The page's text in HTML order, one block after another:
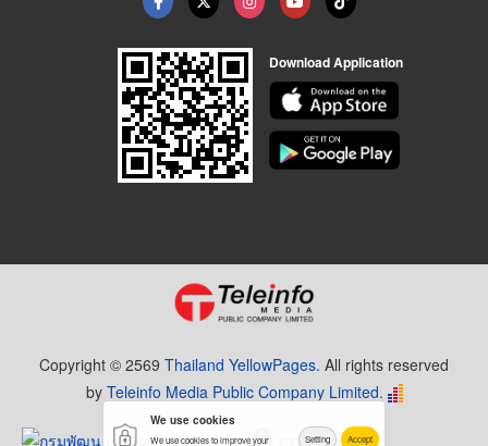
Download Application
Copyright © 2569 Thailand YellowPages. All rights reserved
by Teleinfo Media Public Company Limited.
We use cookies
We use cookies to improve your Setting Accept